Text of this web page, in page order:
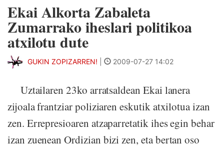
Ekai Alkorta Zabaleta
Zumarrako iheslari politikoa
atxilotu dute
GUKIN ZOPIZARREN! 2009-07-27 14:02
Uztailaren 23ko arratsaldean Ekai lanera
zijoala frantziar poliziaren eskutik atxilotua izan
zen. Errepresioaren atzaparretatik ihes egin behar
izan zuenean Ordizian bizi zen, eta bertan oso